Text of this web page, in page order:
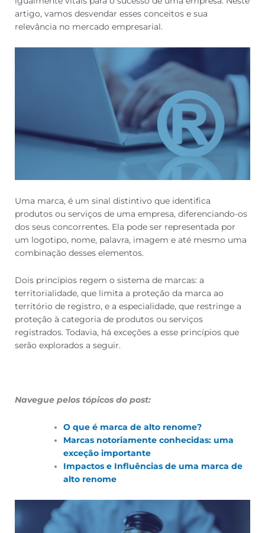
artigo, vamos desvendar esses conceitos e sua
relevância no mercado empresarial.
Uma marca, é um sinal distintivo que identifica
produtos ou serviços de uma empresa, diferenciando-os
dos seus concorrentes. Ela pode ser representada por
um logotipo, nome, palavra, imagem e até mesmo uma
combinação desses elementos.
Dois princípios regem o sistema de marcas: a
territorialidade, que limita a proteção da marca ao
território de registro, e a especialidade, que restringe a
proteção à categoria de produtos ou serviços
registrados. Todavia, há exceções a esse princípios que
serão explorados a seguir.
Navegue pelos tópicos do post:
O que é marca de alto renome?
Marcas notoriamente conhecidas: uma
exceção importante
Impactos e Influências de uma marca de
alto renome